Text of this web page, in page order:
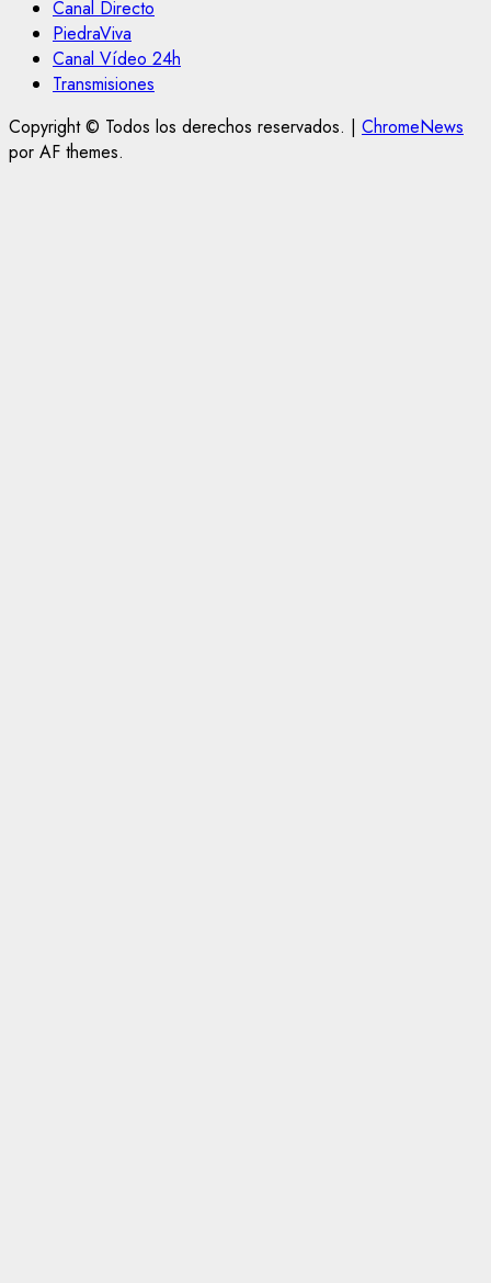
Canal Directo
PiedraViva
Canal Vídeo 24h
Transmisiones
Copyright © Todos los derechos reservados. | ChromeNews
por AF themes.